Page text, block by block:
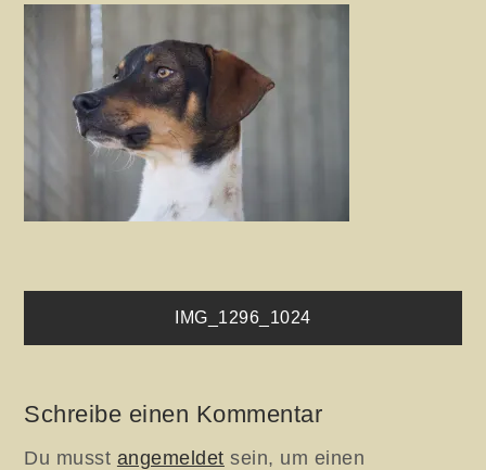
Beitragsnavigation
IMG_1296_1024
Schreibe einen Kommentar
Du musst angemeldet sein, um einen